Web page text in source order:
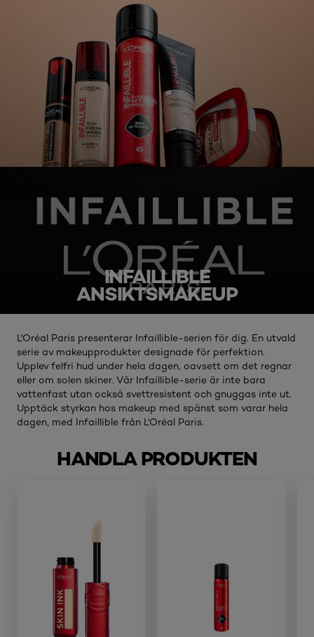
INFAILLIBLE
ANSIKTSMAKEUP
L'Oréal Paris presenterar Infaillible-serien för dig. En utvald
serie av makeupprodukter designade för perfektion.
Upplev felfri hud under hela dagen, oavsett om det regnar
eller om solen skiner. Vår Infaillible-serie är inte bara
vattenfast utan också svettresistent och gnuggas inte ut.
Upptäck styrkan hos makeup med spänst som varar hela
dagen, med Infaillible från L'Oréal Paris.
HANDLA PRODUKTEN